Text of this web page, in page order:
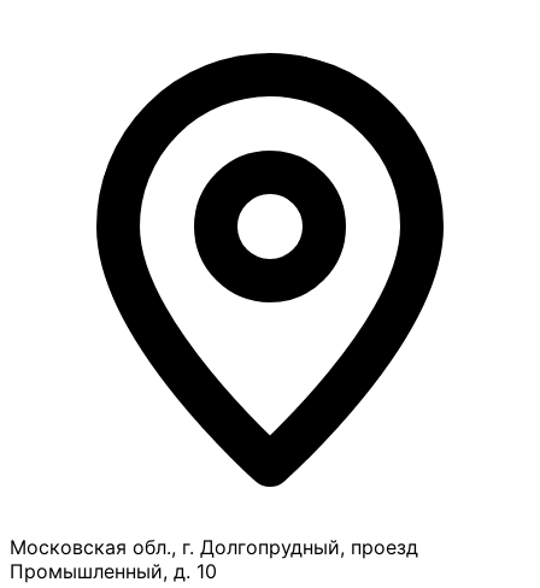
Московская обл., г. Долгопрудный, проезд
Промышленный, д. 10